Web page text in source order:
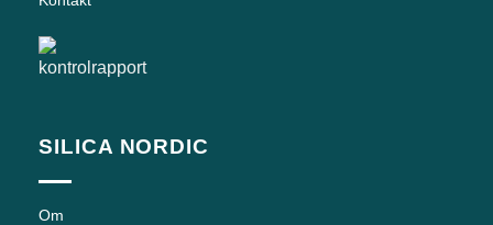
SILICA NORDIC
Om